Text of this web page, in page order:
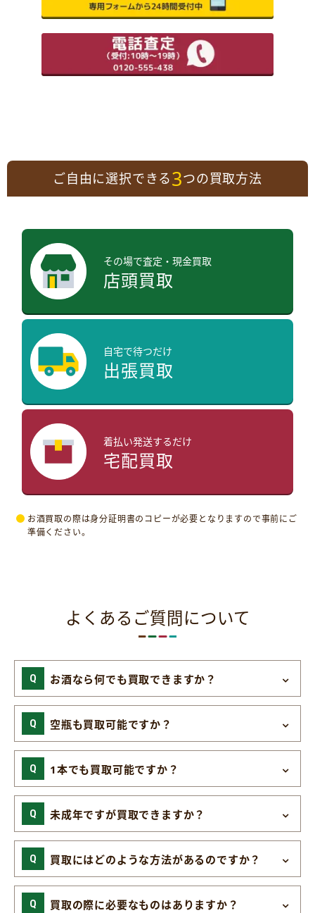
ご自由に選択できる3つの買取方法
その場で査定・現金買取
店頭買取
自宅で待つだけ
出張買取
着払い発送するだけ
宅配買取
お酒買取の際は身分証明書のコピーが必要となりますので事前にご
準備ください。
よくあるご質問について
お酒なら何でも買取できますか？
空瓶も買取可能ですか？
1本でも買取可能ですか？
未成年ですが買取できますか？
買取にはどのような方法があるのですか？
買取の際に必要なものはありますか？